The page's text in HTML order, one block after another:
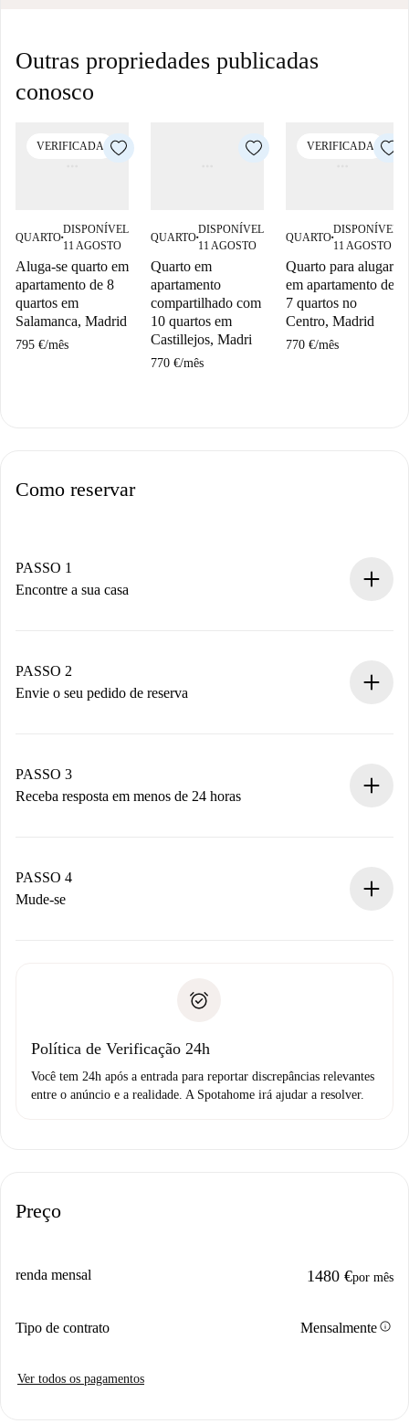
Outras propriedades publicadas
conosco
VERIFICADA
QUARTO■
DISPONÍVEL
11 AGOSTO
Aluga-se quarto em
apartamento de 8
quartos em
Salamanca, Madrid
795 €/mês
QUARTO■
DISPONÍVEL
11 AGOSTO
Quarto em
apartamento
compartilhado com
10 quartos em
Castillejos, Madri
770 €/mês
VERIFICADA
QUARTO■
DISPONÍVEL
11 AGOSTO
Quarto para alugar
em apartamento de
7 quartos no
Centro, Madrid
770 €/mês
Como reservar
PASSO 1
Encontre a sua casa
Você tem todas as informações necessárias
antecipadamente.
PASSO 2
Envie o seu pedido de reserva
Não cobramos nada até que o proprietário confirme.
PASSO 3
Receba resposta em menos de 24 horas
proprietário.
Se recusada: não cobraremos nada e ofereceremos
Débito direto bancário
PASSO 4
Mude-se
não comunicar nenhum problema.
Política de Verificação 24h
Você tem 24h após a entrada para reportar discrepâncias relevantes
entre o anúncio e a realidade. A Spotahome irá ajudar a resolver.
Preço
renda mensal 1480 €por mês
Tipo de contrato Mensalmenteinfo
Ver todos os pagamentos